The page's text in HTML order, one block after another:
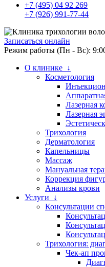
+7 (495) 04 92 269
+7 (926) 991-77-44
Записаться онлайн
Режим работы (Пн - Вс):
О клинике ↓
Косметология
Лазерная
Лазерная
Трихология
Дерматология
Капельницы
Массаж
Мануальная
Коррекция
Анализы крови
Услуги ↓
Консультации
Трихология:
Чек-ап